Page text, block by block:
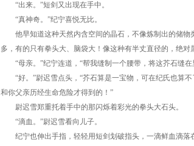
“出来。”短剑又出现在手中。
“真神奇。”纪宁喜悦无比。
他早知道这种天然内含空间的晶石，不像炼制出的储物
多，有的只有拳头大、脑袋大！像这种有半丈直径的，绝对
“母亲。”纪宁连道，“帮我缝制一个腰带，将这芥石缝在
“好。”尉迟雪点头，“芥石算是一宝物，可在纪氏也算
和你父亲历经生命危险才得到的！”
尉迟雪郑重托着手中的那闪烁着彩光的拳头大石头。
“滴血。”尉迟雪看向儿子。
纪宁也伸出手指，轻轻用短剑划破指头，一滴鲜血滴落